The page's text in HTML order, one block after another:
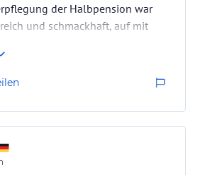
der Halbpension war
und schmackhaft, auf mit
Augen schrecklich. Das Bett
etwas altertümlich (aber ohne
und (wie meist) das Haus
waren ein einem der